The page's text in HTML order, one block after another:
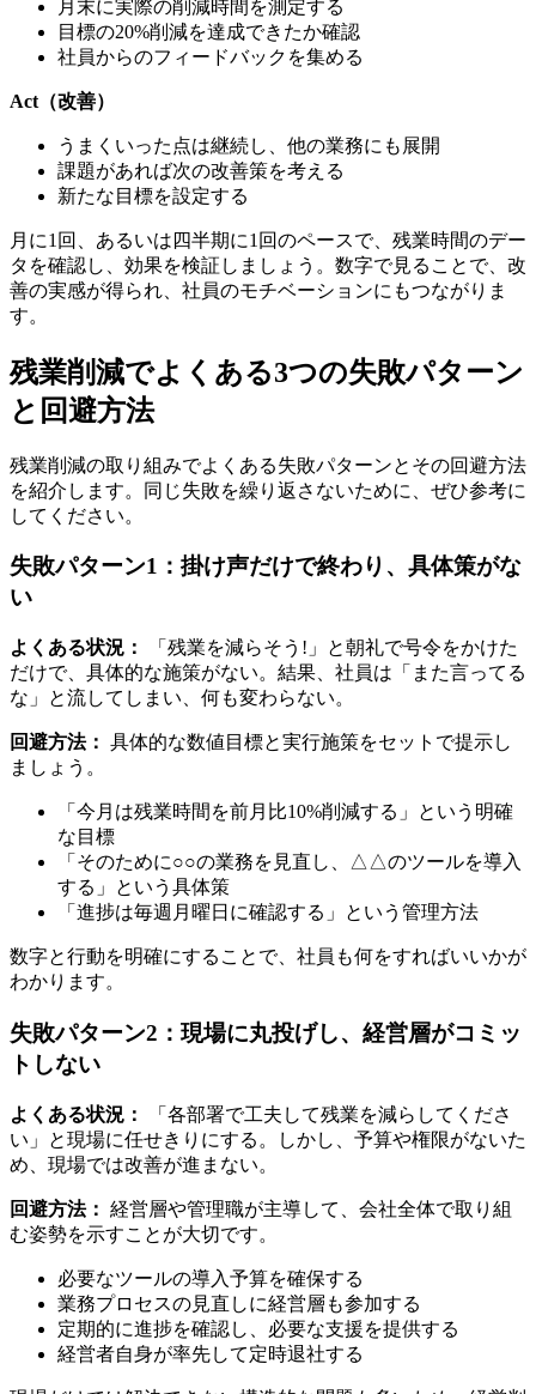
月末に実際の削減時間を測定する
目標の20%削減を達成できたか確認
社員からのフィードバックを集める
Act（改善）
うまくいった点は継続し、他の業務にも展開
課題があれば次の改善策を考える
新たな目標を設定する
月に1回、あるいは四半期に1回のペースで、残業時間のデー
タを確認し、効果を検証しましょう。数字で見ることで、改
善の実感が得られ、社員のモチベーションにもつながりま
す。
残業削減でよくある3つの失敗パターン
と回避方法
残業削減の取り組みでよくある失敗パターンとその回避方法
を紹介します。同じ失敗を繰り返さないために、ぜひ参考に
してください。
失敗パターン1：掛け声だけで終わり、具体策がな
い
よくある状況：
「残業を減らそう!」と朝礼で号令をかけた
だけで、具体的な施策がない。結果、社員は「また言ってる
な」と流してしまい、何も変わらない。
回避方法： 具体的な数値目標と実行施策をセットで提示し
ましょう。
「今月は残業時間を前月比10%削減する」という明確
な目標
「そのために○○の業務を見直し、△△のツールを導入
する」という具体策
「進捗は毎週月曜日に確認する」という管理方法
数字と行動を明確にすることで、社員も何をすればいいかが
わかります。
失敗パターン2：現場に丸投げし、経営層がコミッ
トしない
よくある状況：
「各部署で工夫して残業を減らしてくださ
い」と現場に任せきりにする。しかし、予算や権限がないた
め、現場では改善が進まない。
回避方法： 経営層や管理職が主導して、会社全体で取り組
む姿勢を示すことが大切です。
必要なツールの導入予算を確保する
業務プロセスの見直しに経営層も参加する
定期的に進捗を確認し、必要な支援を提供する
経営者自身が率先して定時退社する